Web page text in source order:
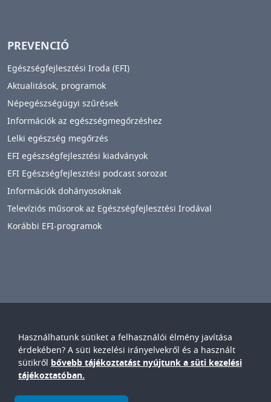
Használhatunk sütiket a felhasználói élmény javítása
érdekében? A süti kezelési irányelvekről és a használt
sütikről bővebb tájékoztatást nyújtunk a süti kezelési
tájékoztatóban.
IMAGE
PREVENCIÓ
Egészségfejlesztési Iroda (EFI)
Aktualitások, programok
Népegészségügyi szűrések
Információk az egészségmegőrzéshez
Lelki egészség megőrzés
EFI egészségfejlesztési kiadványok
EFI Egészségfejlesztési podcast sorozat
Információk dohányosoknak
Televíziós műsorok az Egészségfejlesztési Irodával
Korábbi EFI-programok
Győr-Moson-Sopron Vármegyei
Petz Aladár
Egyetemi Oktató Kórház
© Győr-Moson-Sopron Vármegyei Petz Aladár Egyetemi Oktató